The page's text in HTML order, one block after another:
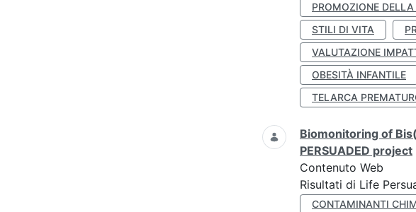
PROMOZIONE
STILI DI VITA
VALUTAZIONE
OBESITÀ INFANTILE
TELARCA
Biomonitoring of
PERSUADED project
Contenuto Web
Risultati di Life
CONTAMINANTI